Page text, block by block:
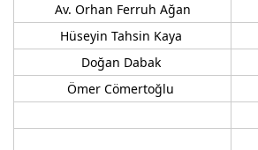
Av. Orhan Ferruh Ağan
Hüseyin Tahsin Kaya
Doğan Dabak
Ömer Cömertoğlu